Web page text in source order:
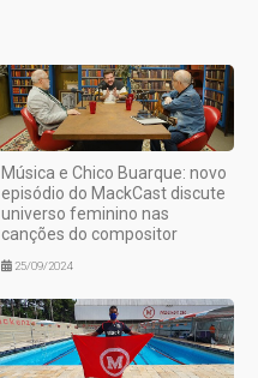
Música e Chico Buarque: novo
episódio do MackCast discute
universo feminino nas
canções do compositor
25/09/2024